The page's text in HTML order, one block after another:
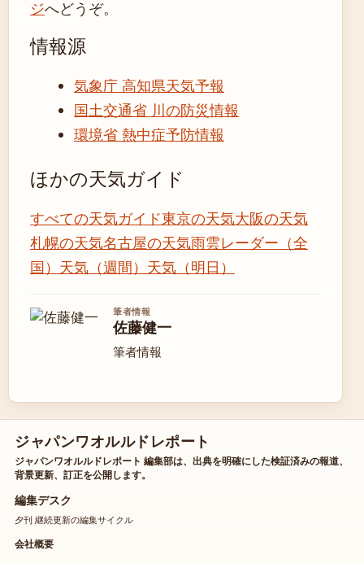
ジへどうぞ。
情報源
気象庁 高知県天気予報
国土交通省 川の防災情報
環境省 熱中症予防情報
ほかの天気ガイド
すべての天気ガイド東京の天気大阪の天気
札幌の天気名古屋の天気雨雲レーダー（全
国） 天気（週間） 天気（明日）
筆者情報
佐藤健一
筆者情報
ジャパンワオルルドレポート
ジャパンワオルルドレポート 編集部は、出典を明確にした検証済みの報道、
背景更新、訂正を公開します。
編集デスク
夕刊 継続更新の編集サイクル
会社概要